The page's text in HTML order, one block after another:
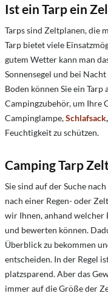
Ist ein Tarp ein
Tarps sind Zeltplanen, die
Tarp bietet viele
gutem Wetter kann man
Sonnensegel und bei Nacht
Boden können Sie ein
Campingzubehör, um Ihre
Campinglampe,Schlafsack,
Feuchtigkeit zu schützen.
Camping Tarp
Sie sind auf der Suche
nach einer Regen- oder
wir Ihnen, anhand welcher
und bewerten können.
Überblick zu bekommen
entscheiden. In der Regel
platzsparend. Aber das
immer auf die Größe der